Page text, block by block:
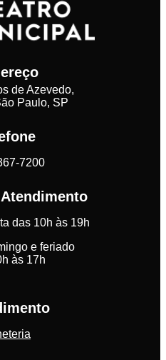
de Azevedo,
Paulo, SP
7200
das 10h às 19h
e feriado
às 17h